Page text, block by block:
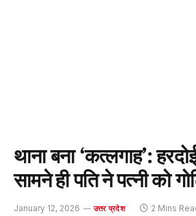
थाना बना ‘कत्लगाह’:
सामने ही पति ने पत्नी को
January 12, 2026 उत्तर प्रदेश 2 Mins